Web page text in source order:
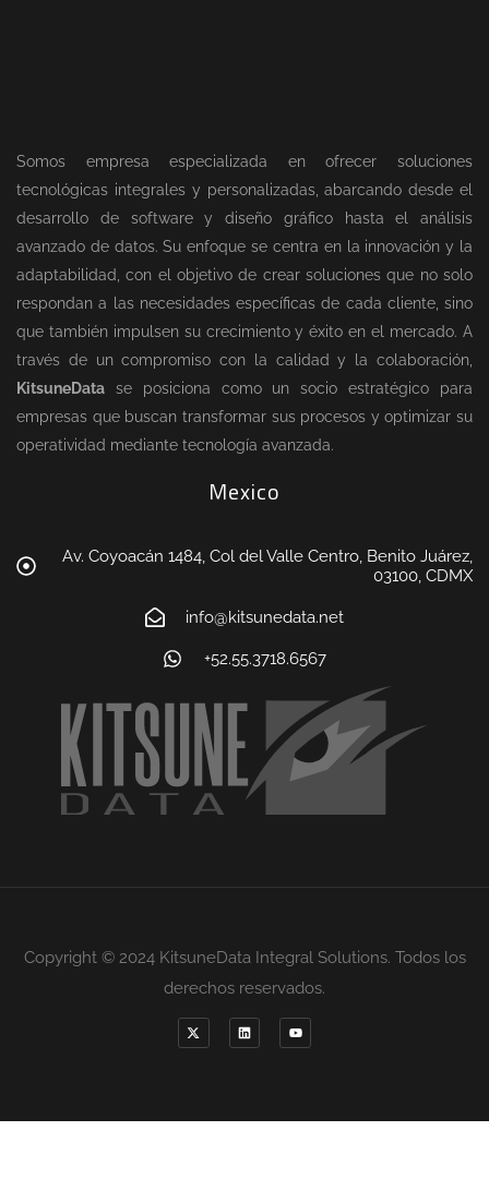
Somos empresa especializada en ofrecer soluciones
tecnológicas integrales y personalizadas, abarcando desde el
desarrollo de software y diseño gráfico hasta el análisis
avanzado de datos. Su enfoque se centra en la innovación y la
adaptabilidad, con el objetivo de crear soluciones que no solo
respondan a las necesidades específicas de cada cliente, sino
que también impulsen su crecimiento y éxito en el mercado. A
través de un compromiso con la calidad y la colaboración,
KitsuneData se posiciona como un socio estratégico para
empresas que buscan transformar sus procesos y optimizar su
operatividad mediante tecnología avanzada.
Mexico
Av. Coyoacán 1484, Col del Valle Centro, Benito Juárez,
03100, CDMX
info@kitsunedata.net
+52.55.3718.6567
Copyright © 2024 KitsuneData Integral Solutions. Todos los
derechos reservados.